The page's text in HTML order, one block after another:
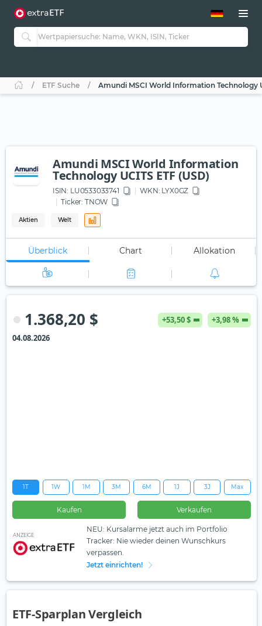
ETF-Guide 2.0
Guide Aktive ETFs
ETF-Sparpläne
ETF Suche Amundi MSCI World Information Technology
Amundi MSCI World Information
Technology UCITS ETF (USD)
ISIN: LU0533033741 WKN: LYX0GZ
Ticker: TNOW
Aktien Welt
Überblick Chart Allokation
1.368,20 $ +53,50 $
+3,98 %
04.08.2026
1T 1W 1M 3M 6M 1J 3J Max
Kaufen Verkaufen
ANZEIGE
NEU: Kursalarme jetzt auch im Portfolio
Tracker: Nie wieder deinen Wunschkurs
verpassen.
Jetzt einrichten!
ETF-Sparplan Vergleich